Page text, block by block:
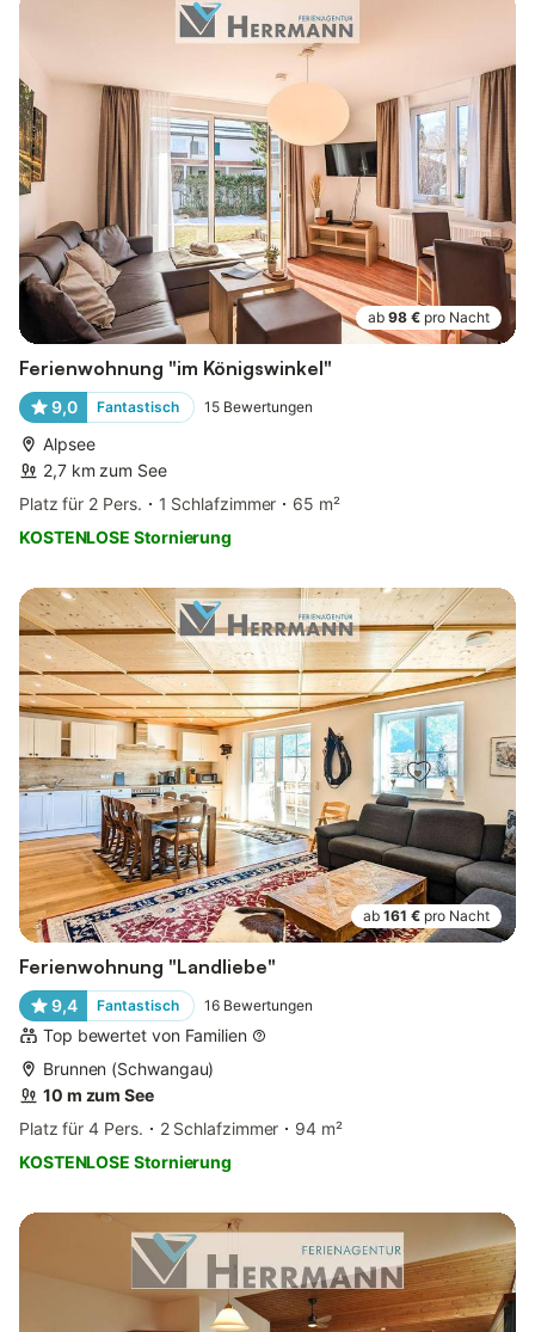
ab 98 € pro Nacht
Ferienwohnung "im Königswinkel"
9,0 Fantastisch 15 Bewertungen
Alpsee
2,7 km zum See
Platz für 2 Pers.
1 Schlafzimmer
65 m²
KOSTENLOSE Stornierung
ab 161 € pro Nacht
Ferienwohnung "Landliebe"
9,4 Fantastisch 16 Bewertungen
Top bewertet von Familien
Brunnen (Schwangau)
10 m zum See
Platz für 4 Pers.
2 Schlafzimmer
94 m²
KOSTENLOSE Stornierung